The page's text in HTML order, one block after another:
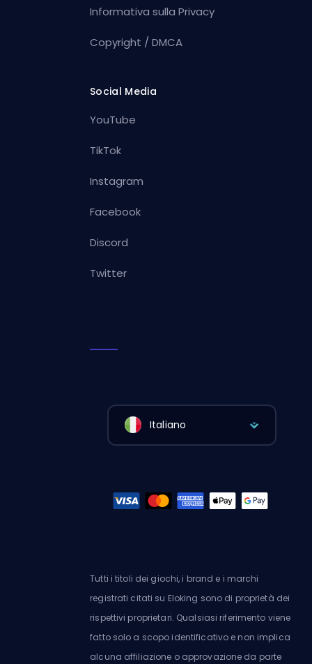
Informativa sulla Privacy
Copyright / DMCA
Social Media
YouTube
TikTok
Instagram
Facebook
Discord
Twitter
Italiano
Tutti i titoli dei giochi, i brand e i marchi
registrati citati su Eloking sono di proprietà dei
rispettivi proprietari. Qualsiasi riferimento viene
fatto solo a scopo identificativo e non implica
alcuna affiliazione o approvazione da parte